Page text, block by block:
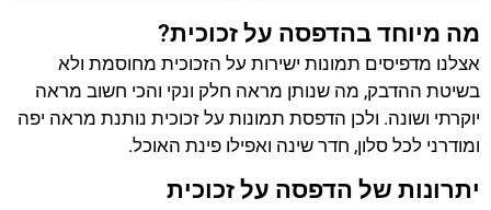
מה מיוחד בהדפסה על זכוכית?
אצלנו מדפיסים תמונות ישירות על הזכוכית מחוסמת ולא
בשיטת ההדבק, מה שנותן מראה חלק ונקי והכי חשוב מראה
יוקרתי ושונה. ולכן הדפסת תמונות על זכוכית נותנת מראה יפה
ומודרני לכל סלון, חדר שינה ואפילו פינת האוכל.
יתרונות של הדפסה על זכוכית